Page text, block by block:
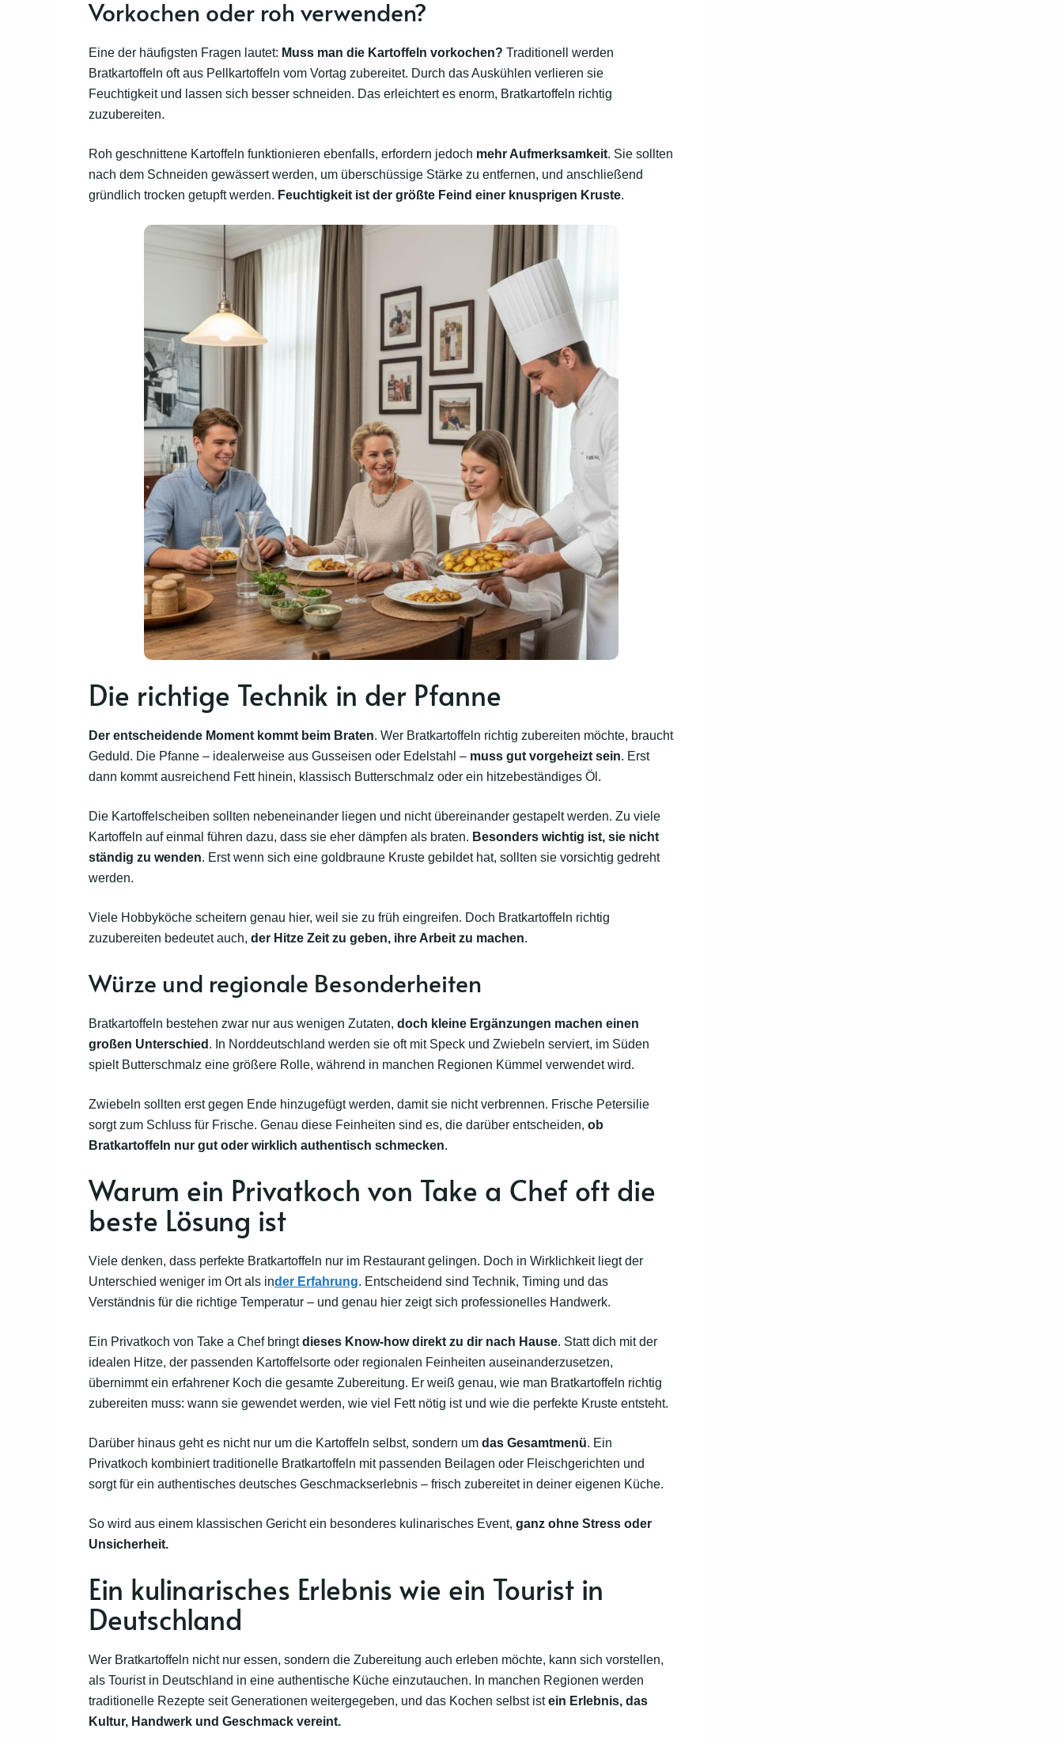
Vorkochen oder roh verwenden?
Eine der häufigsten Fragen lautet: Muss man die Kartoffeln vorkochen? Traditionell werden
Bratkartoffeln oft aus Pellkartoffeln vom Vortag zubereitet. Durch das Auskühlen verlieren sie
Feuchtigkeit und lassen sich besser schneiden. Das erleichtert es enorm, Bratkartoffeln richtig
zuzubereiten.
Roh geschnittene Kartoffeln funktionieren ebenfalls, erfordern jedoch mehr Aufmerksamkeit. Sie sollten
nach dem Schneiden gewässert werden, um überschüssige Stärke zu entfernen, und anschließend
gründlich trocken getupft werden. Feuchtigkeit ist der größte Feind einer knusprigen Kruste.
Die richtige Technik in der Pfanne
Der entscheidende Moment kommt beim Braten. Wer Bratkartoffeln richtig zubereiten möchte, braucht
Geduld. Die Pfanne – idealerweise aus Gusseisen oder Edelstahl – muss gut vorgeheizt sein. Erst
dann kommt ausreichend Fett hinein, klassisch Butterschmalz oder ein hitzebeständiges Öl.
Die Kartoffelscheiben sollten nebeneinander liegen und nicht übereinander gestapelt werden. Zu viele
Kartoffeln auf einmal führen dazu, dass sie eher dämpfen als braten. Besonders wichtig ist, sie nicht
ständig zu wenden. Erst wenn sich eine goldbraune Kruste gebildet hat, sollten sie vorsichtig gedreht
werden.
Viele Hobbyköche scheitern genau hier, weil sie zu früh eingreifen. Doch Bratkartoffeln richtig
zuzubereiten bedeutet auch, der Hitze Zeit zu geben, ihre Arbeit zu machen.
Würze und regionale Besonderheiten
Bratkartoffeln bestehen zwar nur aus wenigen Zutaten, doch kleine Ergänzungen machen einen
großen Unterschied . In Norddeutschland werden sie oft mit Speck und Zwiebeln serviert, im Süden
spielt Butterschmalz eine größere Rolle, während in manchen Regionen Kümmel verwendet wird.
Zwiebeln sollten erst gegen Ende hinzugefügt werden, damit sie nicht verbrennen. Frische Petersilie
sorgt zum Schluss für Frische. Genau diese Feinheiten sind es, die darüber entscheiden, ob
Bratkartoffeln nur gut oder wirklich authentisch schmecken.
Warum ein Privatkoch von Take a Chef oft die
beste Lösung ist
Viele denken, dass perfekte Bratkartoffeln nur im Restaurant gelingen. Doch in Wirklichkeit liegt der
Unterschied weniger im Ort als inder Erfahrung. Entscheidend sind Technik, Timing und das
Verständnis für die richtige Temperatur – und genau hier zeigt sich professionelles Handwerk.
Ein Privatkoch von Take a Chef bringtdieses Know-how direkt zu dir nach Hause. Statt dich mit der
idealen Hitze, der passenden Kartoffelsorte oder regionalen Feinheiten auseinanderzusetzen,
übernimmt ein erfahrener Koch die gesamte Zubereitung. Er weiß genau, wie man Bratkartoffeln richtig
zubereiten muss: wann sie gewendet werden, wie viel Fett nötig ist und wie die perfekte Kruste entsteht.
Darüber hinaus geht es nicht nur um die Kartoffeln selbst, sondern um das Gesamtmenü. Ein
Privatkoch kombiniert traditionelle Bratkartoffeln mit passenden Beilagen oder Fleischgerichten und
sorgt für ein authentisches deutsches Geschmackserlebnis – frisch zubereitet in deiner eigenen Küche.
So wird aus einem klassischen Gericht ein besonderes kulinarisches Event, ganz ohne Stress oder
Unsicherheit.
​​Ein kulinarisches Erlebnis wie ein Tourist in
Deutschland
Wer Bratkartoffeln nicht nur essen, sondern die Zubereitung auch erleben möchte, kann sich vorstellen,
als Tourist in Deutschland in eine authentische Küche einzutauchen. In manchen Regionen werden
traditionelle Rezepte seit Generationen weitergegeben, und das Kochen selbst istein Erlebnis, das
Kultur, Handwerk und Geschmack vereint.